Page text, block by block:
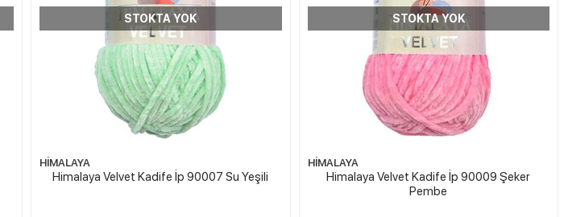
STOKTA YOK
HİMALAYA
Himalaya Velvet Kadife İp 90007 Su Yeşili
STOKTA YOK
HİMALAYA
Himalaya Velvet Kadife İp 90009 Şeker
Pembe